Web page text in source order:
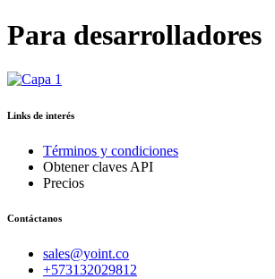
Para desarrolladores
Links de interés
Términos y condiciones
Obtener claves API
Precios
Contáctanos
sales@yoint.co
+573132029812